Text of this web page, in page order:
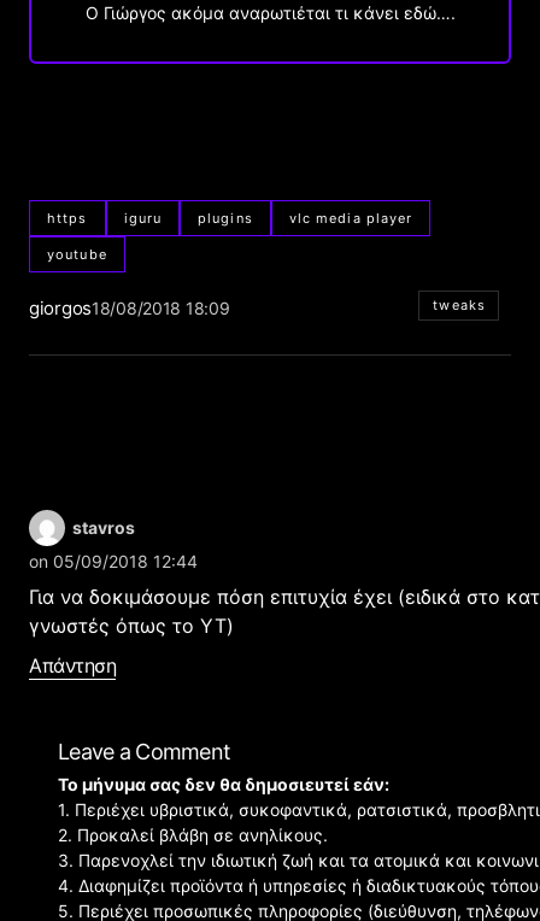
Ο Γιώργος ακόμα αναρωτιέται τι κάνει εδώ….
https iguru plugins vlc media player
youtube
giorgos18/08/2018 18:09 tweaks
stavros
on 05/09/2018 12:44
Για να δοκιμάσουμε πόση επιτυχία έχει (ειδικά στο
γνωστές όπως το YT)
Απάντηση
Leave a Comment
Το μήνυμα σας δεν θα δημοσιευτεί εάν:
1. Περιέχει υβριστικά, συκοφαντικά, ρατσιστικά,
2. Προκαλεί βλάβη σε ανηλίκους.
3. Παρενοχλεί την ιδιωτική ζωή και τα ατομικά και
4. Διαφημίζει προϊόντα ή υπηρεσίες ή διαδικτυακούς
5. Περιέχει προσωπικές πληροφορίες (διεύθυνση,